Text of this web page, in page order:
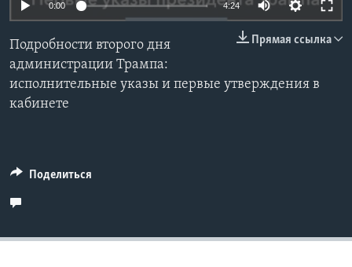
СОЦИАЛЬНЫЕ СЕТИ
480p
0:00 4:24
480p
Прямая ссылка
Подробности второго дня
администрации Трампа:
исполнительные указы и первые утверждения в
кабинете
Поделиться